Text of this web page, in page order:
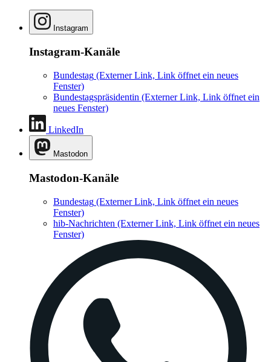
Instagram
Instagram-Kanäle
Bundestag (Externer Link, Link öffnet ein neues
Fenster)
Bundestagspräsidentin (Externer Link, Link öffnet ein
neues Fenster)
LinkedIn
Mastodon
Mastodon-Kanäle
Bundestag (Externer Link, Link öffnet ein neues
Fenster)
hib-Nachrichten (Externer Link, Link öffnet ein neues
Fenster)